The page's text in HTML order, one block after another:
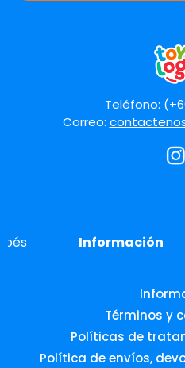
Teléfono:
Correo:
Información
Términos y
Políticas de
Política de envíos,